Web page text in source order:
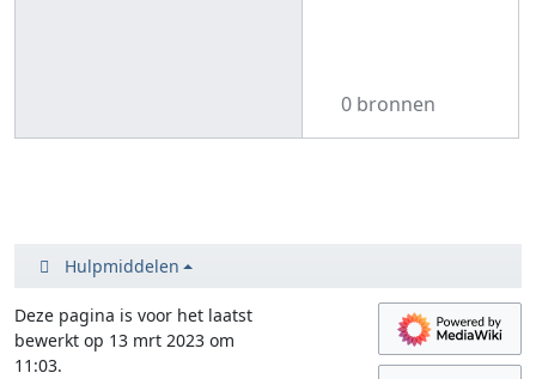
0 bronnen
Hulpmiddelen
Deze pagina is voor het laatst
bewerkt op 13 mrt 2023 om
11:03.